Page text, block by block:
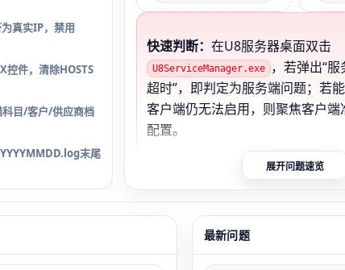
真实IP，禁用
件，清除HOSTS
目/客户/供应商档
末尾
快速判断：在U8服务器桌面双击
U8ServiceManager.exe
，若弹出“
超时”，即判定为服务端问题；若
客户端仍无法启用，则聚焦客户
配置。
账套启用期间错配样本
账套启用为2024年1
月，当前系统日期为
数据
释放
展开问题速览
最新问题